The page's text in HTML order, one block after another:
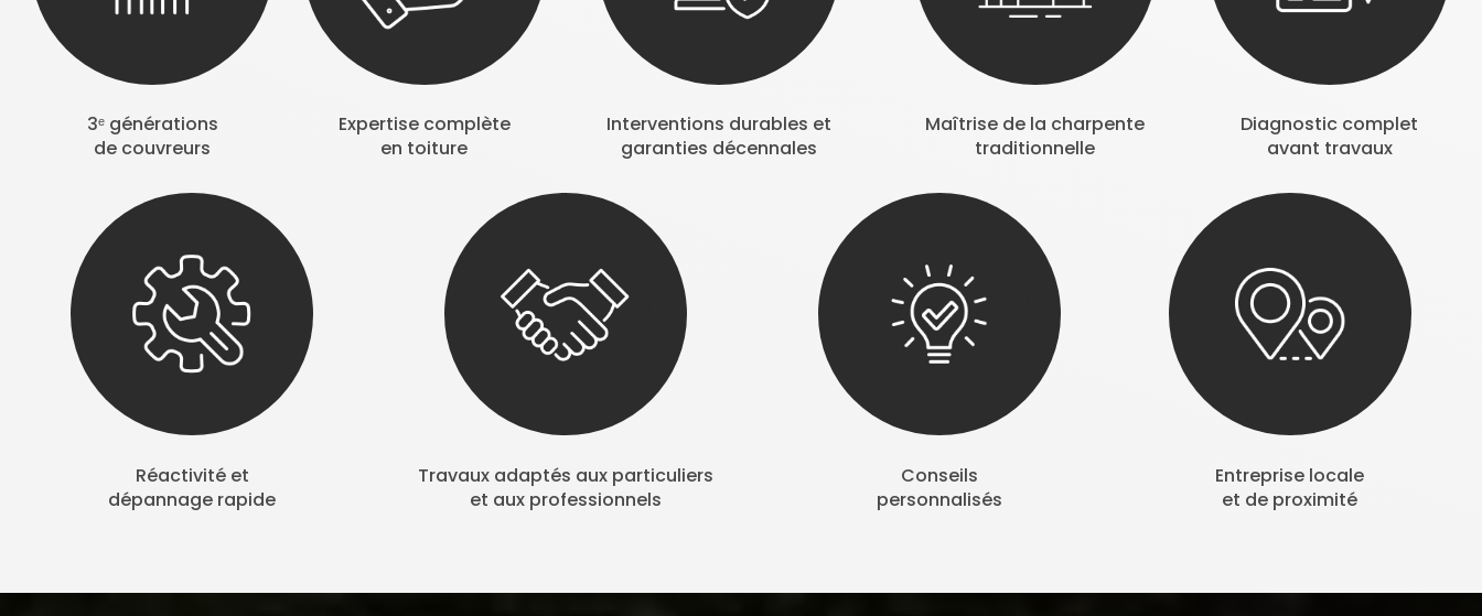
3ᵉ générations
de couvreurs
Expertise complète
en toiture
Interventions durables et
garanties décennales
Maîtrise de la charpente
traditionnelle
Diagnostic complet
avant travaux
Réactivité et
dépannage rapide
Travaux adaptés aux particuliers
et aux professionnels
Conseils
personnalisés
Entreprise locale
et de proximité